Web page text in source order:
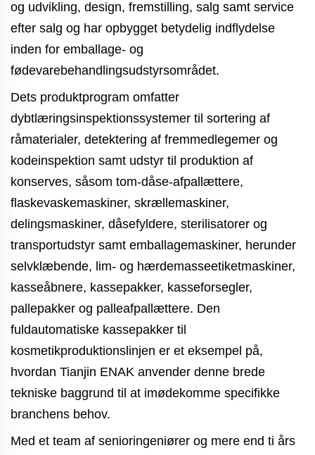
og udvikling, design, fremstilling, salg samt service
efter salg og har opbygget betydelig indflydelse
inden for emballage- og
fødevarebehandlingsudstyrsområdet.
Dets produktprogram omfatter
dybtlæringsinspektionssystemer til sortering af
råmaterialer, detektering af fremmedlegemer og
kodeinspektion samt udstyr til produktion af
konserves, såsom tom-dåse-afpallættere,
flaskevaskemaskiner, skrællemaskiner,
delingsmaskiner, dåsefyldere, sterilisatorer og
transportudstyr samt emballagemaskiner, herunder
selvklæbende, lim- og hærdemasseetiketmaskiner,
kasseåbnere, kassepakker, kasseforsegler,
pallepakker og palleafpallættere. Den
fuldautomatiske kassepakker til
kosmetikproduktionslinjen er et eksempel på,
hvordan Tianjin ENAK anvender denne brede
tekniske baggrund til at imødekomme specifikke
branchens behov.
Med et team af senioringeniører og mere end ti års